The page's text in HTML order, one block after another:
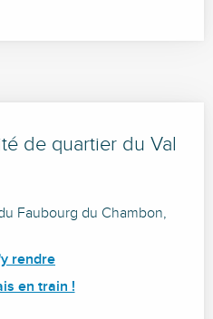
de quartier du Val
Faubourg du Chambon,
rendre
en train !